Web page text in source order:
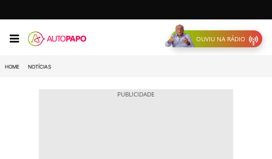
OUVIU NA RÁDIO
HOME NOTÍCIAS